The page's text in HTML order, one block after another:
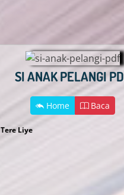
SI ANAK PELANGI
Home Baca
Tere Liye